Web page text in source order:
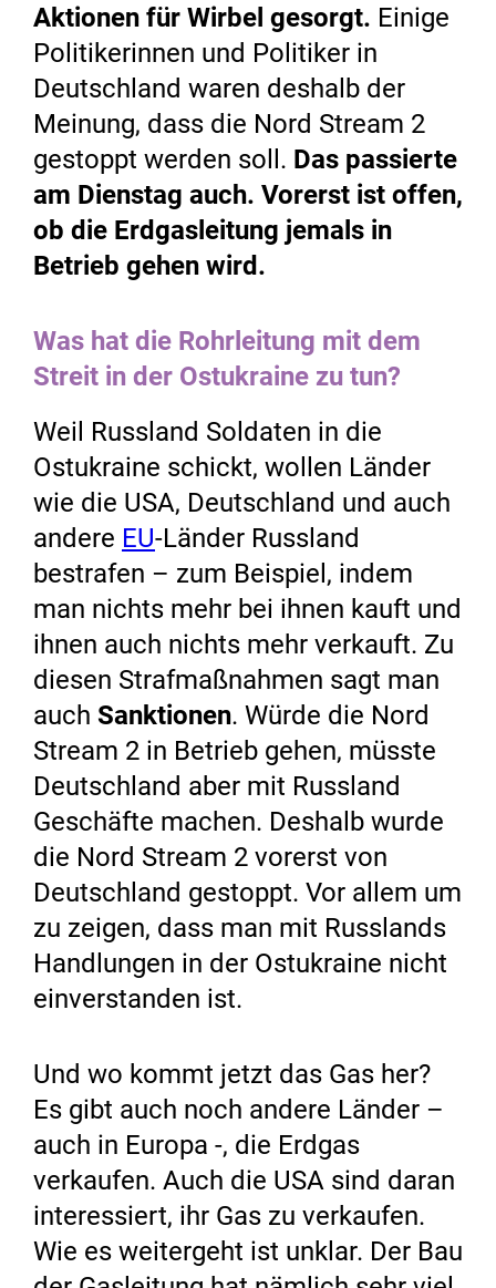
Aktionen für Wirbel gesorgt. Einige
Politikerinnen und Politiker in
Deutschland waren deshalb der
Meinung, dass die Nord Stream 2
gestoppt werden soll. Das passierte
am Dienstag auch. Vorerst ist offen,
ob die Erdgasleitung jemals in
Betrieb gehen wird.
Was hat die Rohrleitung mit dem
Streit in der Ostukraine zu tun?
Weil Russland Soldaten in die
Ostukraine schickt, wollen Länder
wie die USA, Deutschland und auch
andere EU-Länder Russland
bestrafen – zum Beispiel, indem
man nichts mehr bei ihnen kauft und
ihnen auch nichts mehr verkauft. Zu
diesen Strafmaßnahmen sagt man
auch Sanktionen. Würde die Nord
Stream 2 in Betrieb gehen, müsste
Deutschland aber mit Russland
Geschäfte machen. Deshalb wurde
die Nord Stream 2 vorerst von
Deutschland gestoppt. Vor allem um
zu zeigen, dass man mit Russlands
Handlungen in der Ostukraine nicht
einverstanden ist.
Und wo kommt jetzt das Gas her?
Es gibt auch noch andere Länder –
auch in Europa -, die Erdgas
verkaufen. Auch die USA sind daran
interessiert, ihr Gas zu verkaufen.
Wie es weitergeht ist unklar. Der Bau